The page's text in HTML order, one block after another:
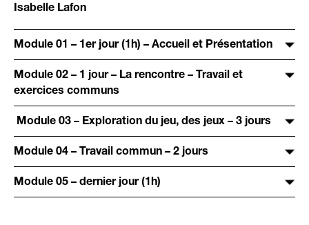
Isabelle Lafon
Module 01 – 1er jour (1h) – Accueil et Présentation
Module 02 – 1 jour – La rencontre – Travail et
exercices communs
Module 03 – Exploration du jeu, des jeux – 3 jours
Module 04 – Travail commun – 2 jours
Module 05 – dernier jour (1h)